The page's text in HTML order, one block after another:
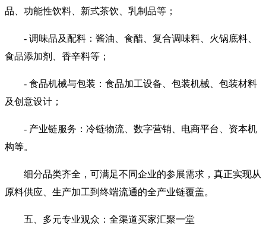
品、功能性饮料、新式茶饮、乳制品等；
- 调味品及配料：酱油、食醋、复合调味料、火锅底料、
食品添加剂、香辛料等；
- 食品机械与包装：食品加工设备、包装机械、包装材料
及创意设计；
- 产业链服务：冷链物流、数字营销、电商平台、资本机
构等。
细分品类齐全，可满足不同企业的参展需求，真正实现从
原料供应、生产加工到终端流通的全产业链覆盖。
五、多元专业观众：全渠道买家汇聚一堂